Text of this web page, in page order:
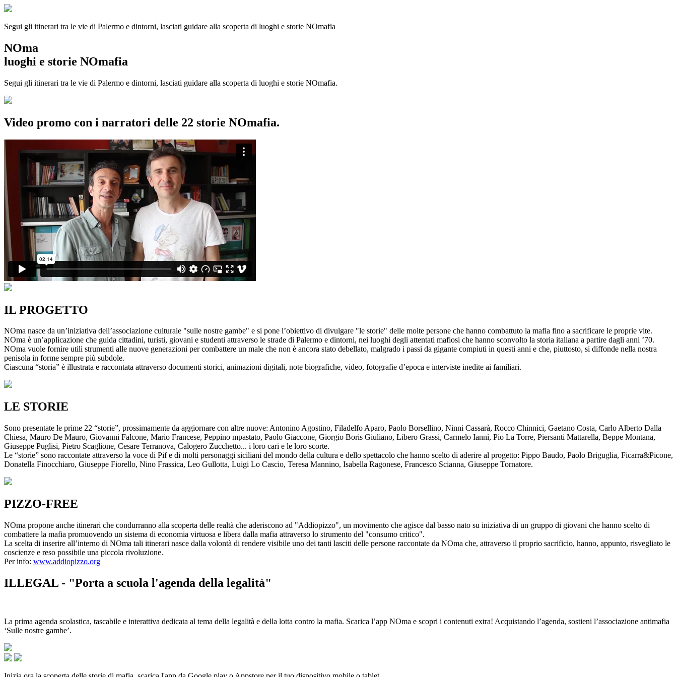
Segui gli itinerari tra le vie di Palermo e dintorni, lasciati guidare alla scoperta di luoghi e storie NOmafia
NOma
luoghi e storie NOmafia
Segui gli itinerari tra le vie di Palermo e dintorni, lasciati guidare alla scoperta di luoghi e storie NOmafia.
Video promo con i narratori delle 22 storie NOmafia.
IL PROGETTO
NOma nasce da un’iniziativa dell’associazione culturale "sulle nostre gambe" e si pone l’obiettivo di divulgare "le storie" delle molte persone che hanno combattuto la mafia fino a sacrificare le proprie vite.
NOma è un’applicazione che guida cittadini, turisti, giovani e studenti attraverso le strade di Palermo e dintorni, nei luoghi degli attentati mafiosi che hanno sconvolto la storia italiana a partire dagli anni ’70.
NOma vuole fornire utili strumenti alle nuove generazioni per combattere un male che non è ancora stato debellato, malgrado i passi da gigante compiuti in questi anni e che, piuttosto, si diffonde nella nostra
penisola in forme sempre più subdole.
Ciascuna “storia” è illustrata e raccontata attraverso documenti storici, animazioni digitali, note biografiche, video, fotografie d’epoca e interviste inedite ai familiari.
LE STORIE
Sono presentate le prime 22 “storie”, prossimamente da aggiornare con altre nuove: Antonino Agostino, Filadelfo Aparo, Paolo Borsellino, Ninni Cassarà, Rocco Chinnici, Gaetano Costa, Carlo Alberto Dalla
Chiesa, Mauro De Mauro, Giovanni Falcone, Mario Francese, Peppino mpastato, Paolo Giaccone, Giorgio Boris Giuliano, Libero Grassi, Carmelo Iannì, Pio La Torre, Piersanti Mattarella, Beppe Montana,
Giuseppe Puglisi, Pietro Scaglione, Cesare Terranova, Calogero Zucchetto... i loro cari e le loro scorte.
Le “storie” sono raccontate attraverso la voce di Pif e di molti personaggi siciliani del mondo della cultura e dello spettacolo che hanno scelto di aderire al progetto: Pippo Baudo, Paolo Briguglia, Ficarra&Picone,
Donatella Finocchiaro, Giuseppe Fiorello, Nino Frassica, Leo Gullotta, Luigi Lo Cascio, Teresa Mannino, Isabella Ragonese, Francesco Scianna, Giuseppe Tornatore.
PIZZO-FREE
NOma propone anche itinerari che condurranno alla scoperta delle realtà che aderiscono ad "Addiopizzo", un movimento che agisce dal basso nato su iniziativa di un gruppo di giovani che hanno scelto di
combattere la mafia promuovendo un sistema di economia virtuosa e libera dalla mafia attraverso lo strumento del "consumo critico".
La scelta di inserire all’interno di NOma tali itinerari nasce dalla volontà di rendere visibile uno dei tanti lasciti delle persone raccontate da NOma che, attraverso il proprio sacrificio, hanno, appunto, risvegliato le
coscienze e reso possibile una piccola rivoluzione.
Per info: www.addiopizzo.org
ILLEGAL - "Porta a scuola l'agenda della legalità"
La prima agenda scolastica, tascabile e interattiva dedicata al tema della legalità e della lotta contro la mafia. Scarica l’app NOma e scopri i contenuti extra! Acquistando l’agenda, sostieni l’associazione antimafia
‘Sulle nostre gambe’.